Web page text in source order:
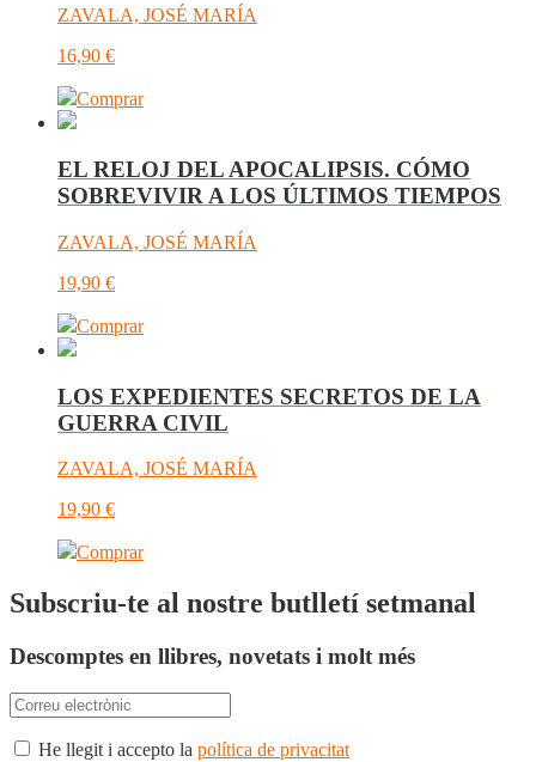
ZAVALA, JOSÉ MARÍA
16,90 €
Comprar
EL RELOJ DEL APOCALIPSIS. CÓMO
SOBREVIVIR A LOS ÚLTIMOS TIEMPOS
ZAVALA, JOSÉ MARÍA
19,90 €
Comprar
LOS EXPEDIENTES SECRETOS DE LA
GUERRA CIVIL
ZAVALA, JOSÉ MARÍA
19,90 €
Comprar
Subscriu-te al nostre butlletí setmanal
Descomptes en llibres, novetats i molt més
He llegit i accepto la política de privacitat